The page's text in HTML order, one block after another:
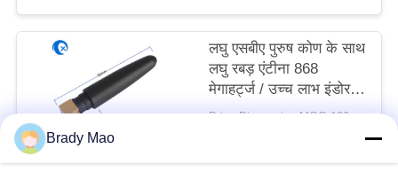
लघु एसबीए पुरुष कोण के साथ
लघु रबड़ एंटीना 868
मेगाहर्ट्ज / उच्च लाभ इंडोर
एंटीना
Price Discussion MOQ:100PCS
Brady Mao